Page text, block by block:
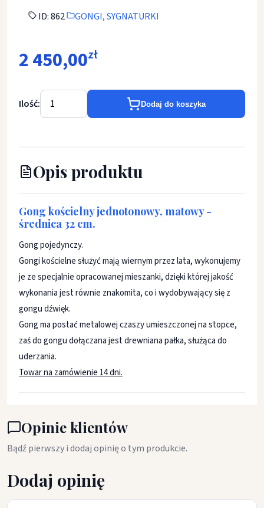
ID: 862 GONGI, SYGNATURKI
2 450,00zł
Ilość: Dodaj do koszyka
Opis produktu
Gong kościelny jednotonowy, matowy -
średnica 32 cm.
Gong pojedynczy.
Gongi kościelne służyć mają wiernym przez lata, wykonujemy
je ze specjalnie opracowanej mieszanki, dzięki której jakość
wykonania jest równie znakomita, co i wydobywający się z
gongu dźwięk.
Gong ma postać metalowej czaszy umieszczonej na stopce,
zaś do gongu dołączana jest drewniana pałka, służąca do
uderzania.
Towar na zamówienie 14 dni.
Opinie klientów
Bądź pierwszy i dodaj opinię o tym produkcie.
Dodaj opinię